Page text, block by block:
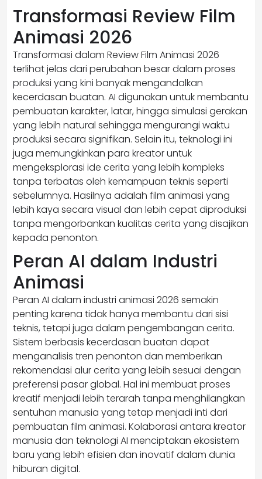
Transformasi Review Film
Animasi 2026
Transformasi dalam Review Film Animasi 2026
terlihat jelas dari perubahan besar dalam proses
produksi yang kini banyak mengandalkan
kecerdasan buatan. AI digunakan untuk membantu
pembuatan karakter, latar, hingga simulasi gerakan
yang lebih natural sehingga mengurangi waktu
produksi secara signifikan. Selain itu, teknologi ini
juga memungkinkan para kreator untuk
mengeksplorasi ide cerita yang lebih kompleks
tanpa terbatas oleh kemampuan teknis seperti
sebelumnya. Hasilnya adalah film animasi yang
lebih kaya secara visual dan lebih cepat diproduksi
tanpa mengorbankan kualitas cerita yang disajikan
kepada penonton.
Peran AI dalam Industri
Animasi
Peran AI dalam industri animasi 2026 semakin
penting karena tidak hanya membantu dari sisi
teknis, tetapi juga dalam pengembangan cerita.
Sistem berbasis kecerdasan buatan dapat
menganalisis tren penonton dan memberikan
rekomendasi alur cerita yang lebih sesuai dengan
preferensi pasar global. Hal ini membuat proses
kreatif menjadi lebih terarah tanpa menghilangkan
sentuhan manusia yang tetap menjadi inti dari
pembuatan film animasi. Kolaborasi antara kreator
manusia dan teknologi AI menciptakan ekosistem
baru yang lebih efisien dan inovatif dalam dunia
hiburan digital.